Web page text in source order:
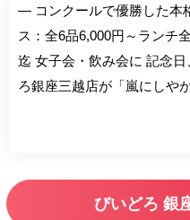
― コンクールで優勝した本
ス：全6品6,000円～ランチ
迄 女子会・飲み会に 記念
ろ銀座三越店が「嵐にしや
輸入食材等を使用した【ス
フィデワ デ ガンディア『手長
円 ［審査員特別賞受賞］う
びいどろ 銀